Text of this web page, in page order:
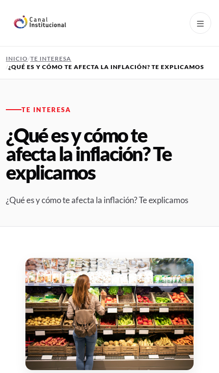
INICIO TE INTERESA
¿QUÉ ES Y CÓMO TE AFECTA LA INFLACIÓN? TE EXPLICAMOS
TE INTERESA
¿Qué es y cómo te
afecta la inflación? Te
explicamos
¿Qué es y cómo te afecta la inflación? Te explicamos